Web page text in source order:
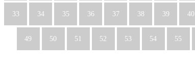
33 34 35 36 37 38 39 40
49 50 51 52 53 54 55